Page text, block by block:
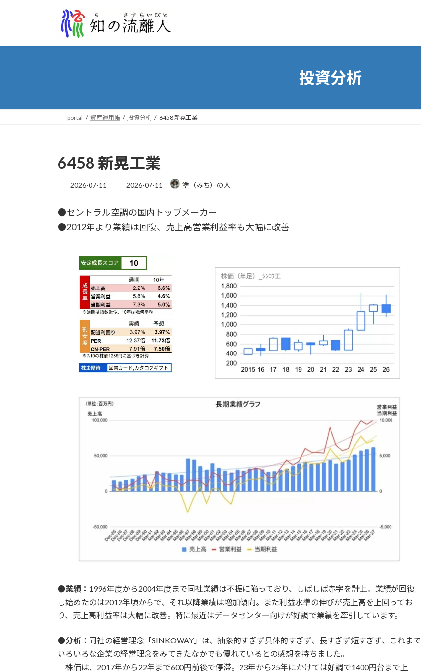
プ
動
投資分析
portal 資産運用帳 投資分析 6458 新晃工業
6458 新晃工業
2026-07-11
最
新
日
時
2026-07-11 塗（みち）の人
●セントラル空調の国内トップメーカー
●2012年より業績は回復、売上高営業利益率も大幅に改善
●業績： 1996年度から2004年度まで同社業績は不振に陥っており、しばしば赤字を計上。業績が回復
し始めたのは2012年頃からで、それ以降業績は増加傾向。また利益水準の伸びが売上高を上回ってお
り、売上高利益率は大幅に改善。特に最近はデータセンター向けが好調で業績を牽引しています。
●分析 ：同社の経営理念「SINKOWAY」は、抽象的すぎず具体的すぎず、長すぎず短すぎず、これまで
いろいろな企業の経営理念をみてきたなかでも優れているとの感想を持ちました。
株価は、2017年から22年まで600円前後で停滞。23年から25年にかけては好調で1400円台まで上